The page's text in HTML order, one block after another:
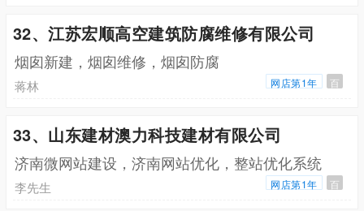
32、江苏宏顺高空建筑防腐维修有限公司
烟囱新建，烟囱维修，烟囱防腐
蒋林 网店第1年 百
33、山东建材澳力科技建材有限公司
济南微网站建设，济南网站优化，整站优化系统
李先生 网店第1年 百